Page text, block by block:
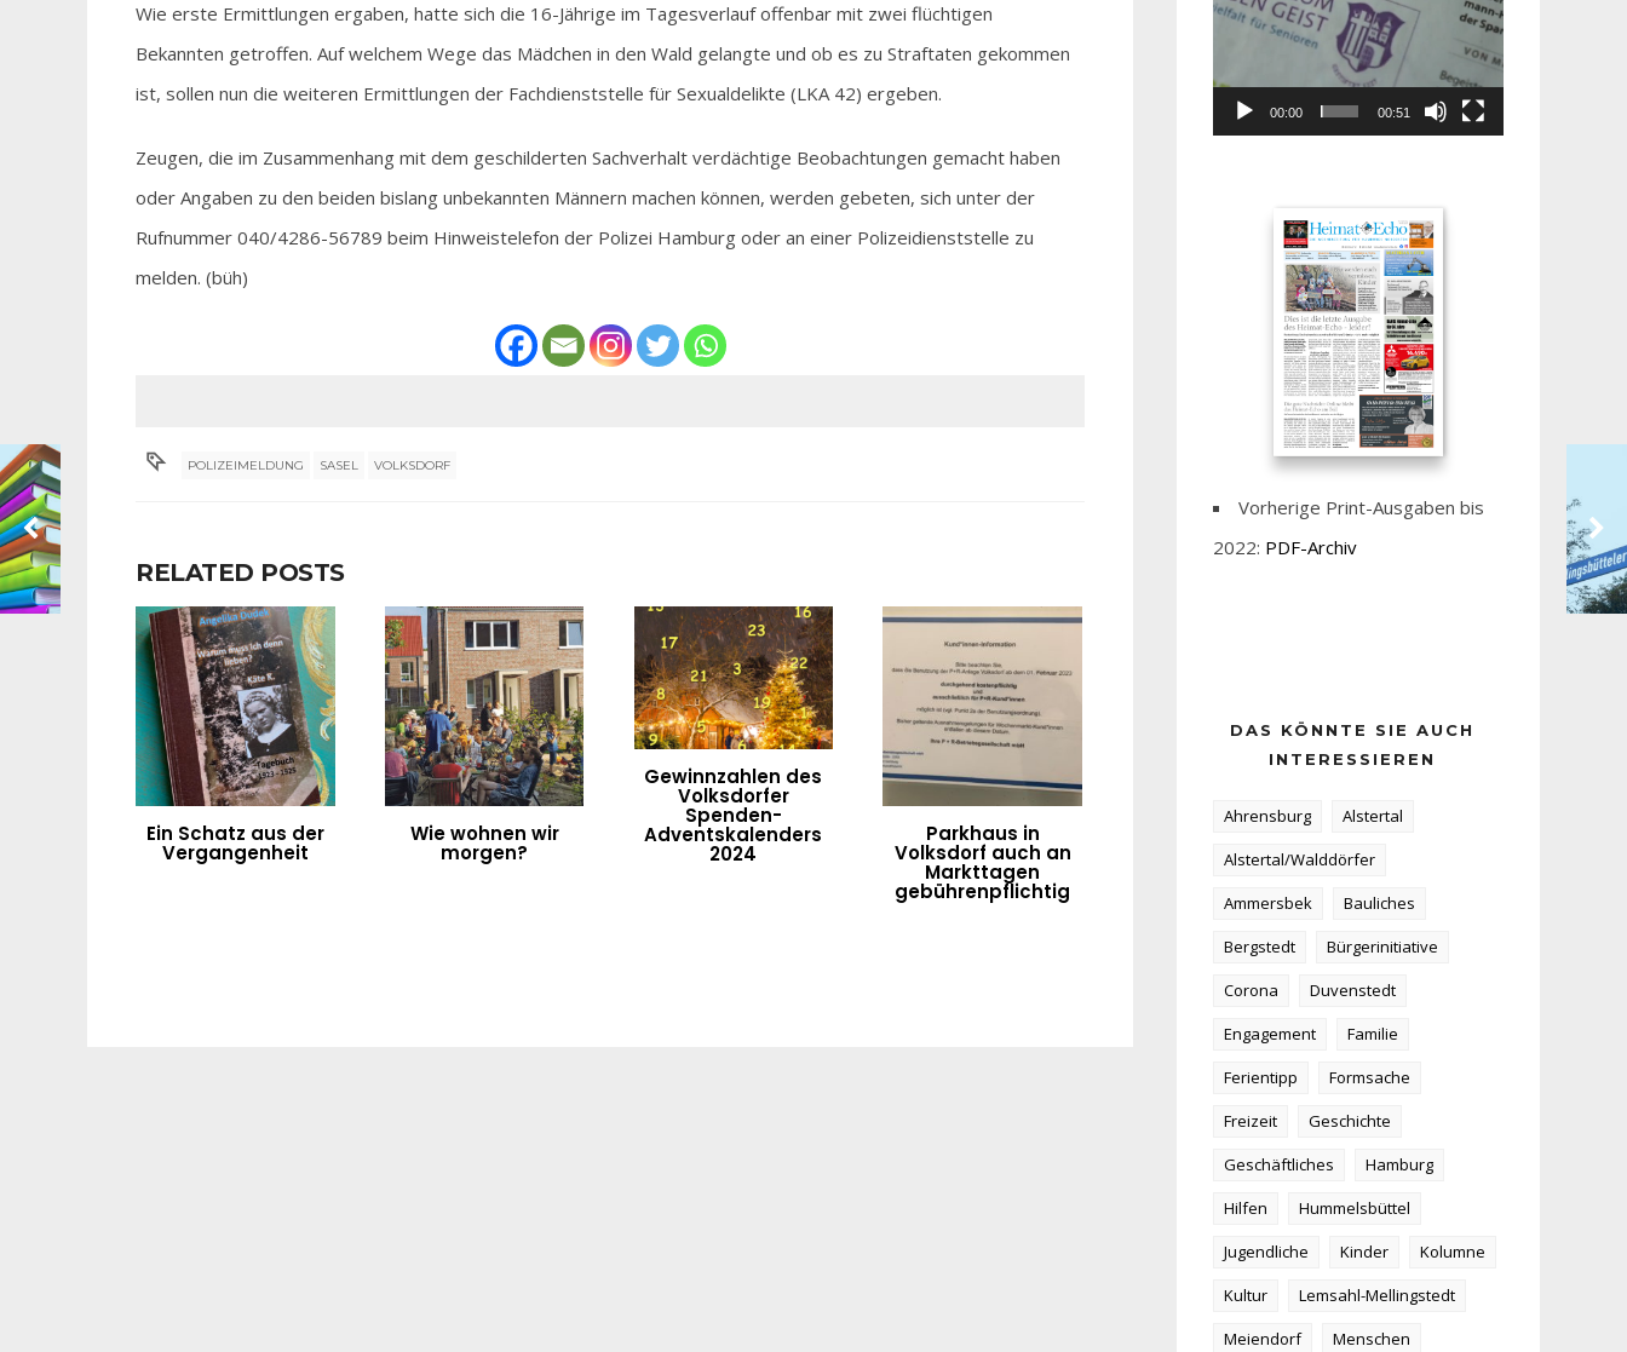
Wie erste Ermittlungen ergaben, hatte sich die 16-Jährige im Tagesverlauf offenbar mit zwei flüchtigen
Bekannten getroffen. Auf welchem Wege das Mädchen in den Wald gelangte und ob es zu Straftaten gekommen
ist, sollen nun die weiteren Ermittlungen der Fachdienststelle für Sexualdelikte (LKA 42) ergeben.
Zeugen, die im Zusammenhang mit dem geschilderten Sachverhalt verdächtige Beobachtungen gemacht haben
oder Angaben zu den beiden bislang unbekannten Männern machen können, werden gebeten, sich unter der
Rufnummer 040/4286-56789 beim Hinweistelefon der Polizei Hamburg oder an einer Polizeidienststelle zu
melden. (büh)
POLIZEIMELDUNG SASEL VOLKSDORF
RELATED POSTS
Ein Schatz aus der
Vergangenheit
Wie wohnen wir
morgen?
Gewinnzahlen des
Volksdorfer
Spenden-
Adventskalenders
2024
Parkhaus in
Volksdorf auch an
Markttagen
gebührenpflichtig
00:00 00:51
Vorherige Print-Ausgaben bis
2022: PDF-Archiv
DAS KÖNNTE SIE AUCH
INTERESSIEREN
Ahrensburg
Alstertal
Alstertal/Walddörfer
Ammersbek
Bauliches
Bergstedt
Bürgerinitiative
Corona
Duvenstedt
Engagement
Familie
Ferientipp
Formsache
Freizeit
Geschichte
Geschäftliches
Hamburg
Hilfen
Hummelsbüttel
Jugendliche
Kinder
Kolumne
Kultur
Lemsahl-Mellingstedt
Meiendorf
Menschen